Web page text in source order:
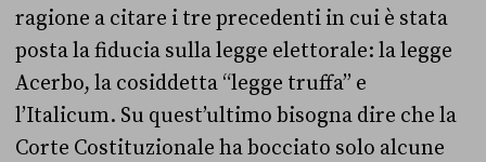
ragione a citare i tre precedenti in cui è stata
posta la fiducia sulla legge elettorale: la legge
Acerbo, la cosiddetta “legge truffa” e
l’Italicum. Su quest’ultimo bisogna dire che la
Corte Costituzionale ha bocciato solo alcune